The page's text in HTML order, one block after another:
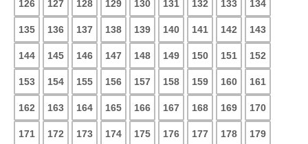
126 127 128 129 130 131 132 133 134
135 136 137 138 139 140 141 142 143
144 145 146 147 148 149 150 151 152
153 154 155 156 157 158 159 160 161
162 163 164 165 166 167 168 169 170
171 172 173 174 175 176 177 178 179